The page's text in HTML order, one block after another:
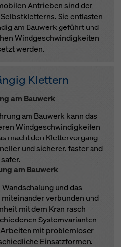
Antrieben sind der
Sie entlasten
am Bauwerk geführt und
Windgeschwindigkeiten
werden.
Klettern
am Bauwerk
am Bauwerk kann das
Windgeschwindigkeiten
macht den Klettervorgang
und sicherer. faster and
safer.
am Bauwerk
und das
verbunden und
mit dem Kran rasch
Systemvarianten
mit problemloser
Einsatzformen.